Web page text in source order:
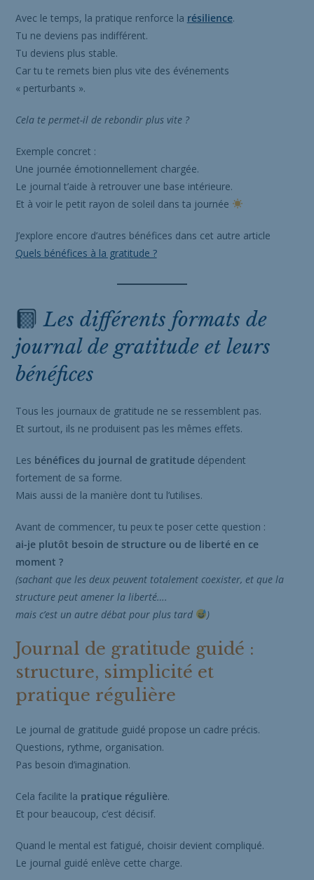
Avec le temps, la pratique renforce la résilience.
Tu ne deviens pas indifférent.
Tu deviens plus stable.
Car tu te remets bien plus vite des événements
« perturbants ».
Cela te permet-il de rebondir plus vite ?
Exemple concret :
Une journée émotionnellement chargée.
Le journal t’aide à retrouver une base intérieure.
Et à voir le petit rayon de soleil dans ta journée
J’explore encore d’autres bénéfices dans cet autre article
Quels bénéfices à la gratitude ?
Les différents formats de
journal de gratitude et leurs
bénéfices
Tous les journaux de gratitude ne se ressemblent pas.
Et surtout, ils ne produisent pas les mêmes effets.
Les bénéfices du journal de gratitudedépendent
fortement de sa forme.
Mais aussi de la manière dont tu l’utilises.
Avant de commencer, tu peux te poser cette question :
ai-je plutôt besoin de structure ou de liberté en ce
moment ?
(sachant que les deux peuvent totalement coexister, et que la
structure peut amener la liberté….
mais c’est un autre débat pour plus tard
)
Journal de gratitude guidé :
structure, simplicité et
pratique régulière
Le journal de gratitude guidé propose un cadre précis.
Questions, rythme, organisation.
Pas besoin d’imagination.
Cela facilite la pratique régulière.
Et pour beaucoup, c’est décisif.
Quand le mental est fatigué, choisir devient compliqué.
Le journal guidé enlève cette charge.